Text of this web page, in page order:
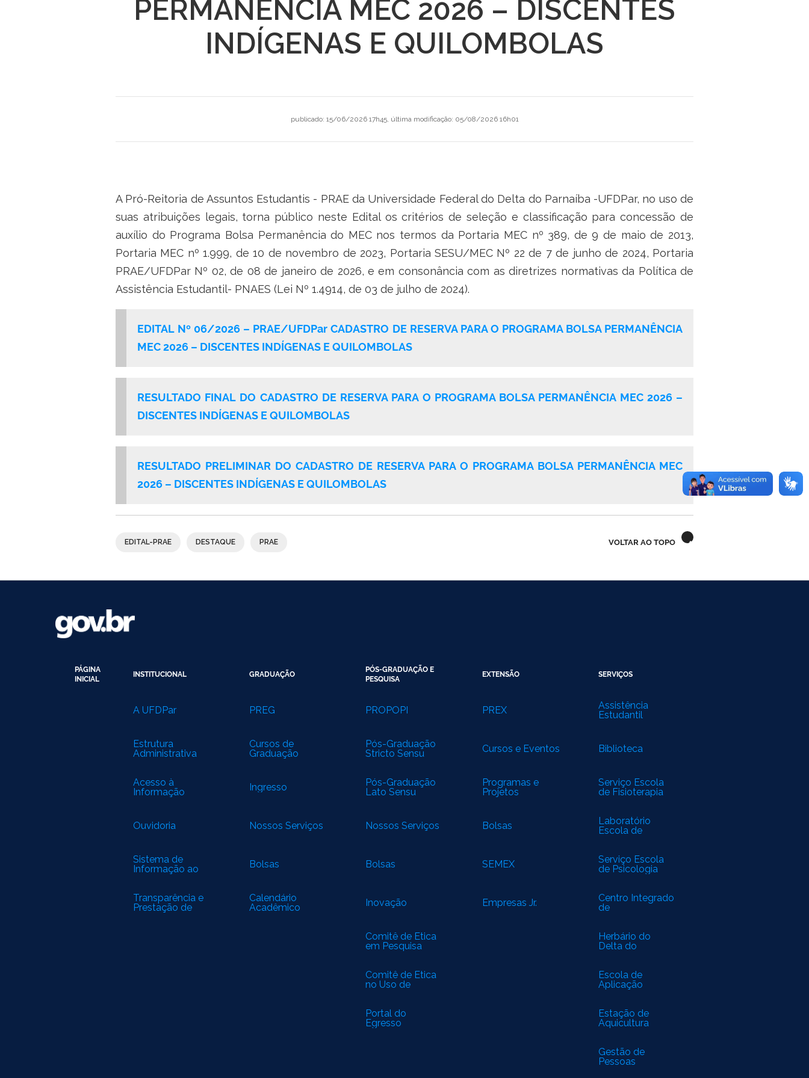
PERMANÊNCIA MEC 2026 – DISCENTES
INDÍGENAS E QUILOMBOLAS
publicado: 15/06/2026 17h45, última modificação: 05/08/2026 16h01
A Pró-Reitoria de Assuntos Estudantis - PRAE da Universidade Federal do Delta do Parnaíba -UFDPar, no uso de
suas atribuições legais, torna público neste Edital os critérios de seleção e classificação para concessão de
auxílio do Programa Bolsa Permanência do MEC nos termos da Portaria MEC nº 389, de 9 de maio de 2013,
Portaria MEC nº 1.999, de 10 de novembro de 2023, Portaria SESU/MEC Nº 22 de 7 de junho de 2024, Portaria
PRAE/UFDPar Nº 02, de 08 de janeiro de 2026, e em consonância com as diretrizes normativas da Política de
Assistência Estudantil- PNAES (Lei Nº 1.4914, de 03 de julho de 2024).
EDITAL Nº 06/2026 – PRAE/UFDPar CADASTRO DE RESERVA PARA O PROGRAMA BOLSA PERMANÊNCIA
MEC 2026 – DISCENTES INDÍGENAS E QUILOMBOLAS
RESULTADO FINAL DO CADASTRO DE RESERVA PARA O PROGRAMA BOLSA PERMANÊNCIA MEC 2026 –
DISCENTES INDÍGENAS E QUILOMBOLAS
RESULTADO PRELIMINAR DO CADASTRO DE RESERVA PARA O PROGRAMA BOLSA PERMANÊNCIA MEC
2026 – DISCENTES INDÍGENAS E QUILOMBOLAS
VOLTAR AO TOPO
EDITAL-PRAE DESTAQUE PRAE
PÁGINA
INICIAL
INSTITUCIONAL
A UFDPar
Estrutura
Administrativa
Acesso à
Informação
Ouvidoria
Sistema de
Informação ao
Transparência e
Prestação de
GRADUAÇÃO
PREG
Cursos de
Graduação
Ingresso
Nossos Serviços
Bolsas
Calendário
Acadêmico
PÓS-GRADUAÇÃO E
PESQUISA
PROPOPI
Pós-Graduação
Stricto Sensu
Pós-Graduação
Lato Sensu
Nossos Serviços
Bolsas
Inovação
Comitê de Ética
em Pesquisa
Comitê de Ética
no Uso de
Portal do
Egresso
EXTENSÃO
PREX
Cursos e Eventos
Programas e
Projetos
Bolsas
SEMEX
Empresas Jr.
SERVIÇOS
Assistência
Estudantil
Biblioteca
Serviço Escola
de Fisioterapia
Laboratório
Escola de
Serviço Escola
de Psicologia
Centro Integrado
de
Herbário do
Delta do
Escola de
Aplicação
Estação de
Aquicultura
Gestão de
Pessoas